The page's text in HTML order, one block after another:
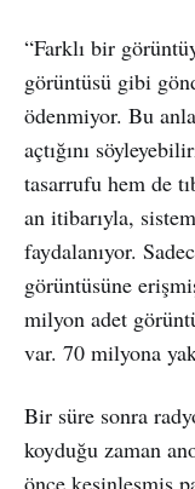
“Farklı bir
görüntüsü gibi
ödenmiyor. Bu
açtığını
tasarrufu hem de
an itibarıyla,
faydalanıyor.
görüntüsüne
milyon adet
var. 70 milyona
Bir süre sonra
koyduğu zaman
önce kesinleşmiş